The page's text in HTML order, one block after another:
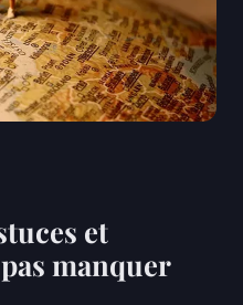
et
manquer